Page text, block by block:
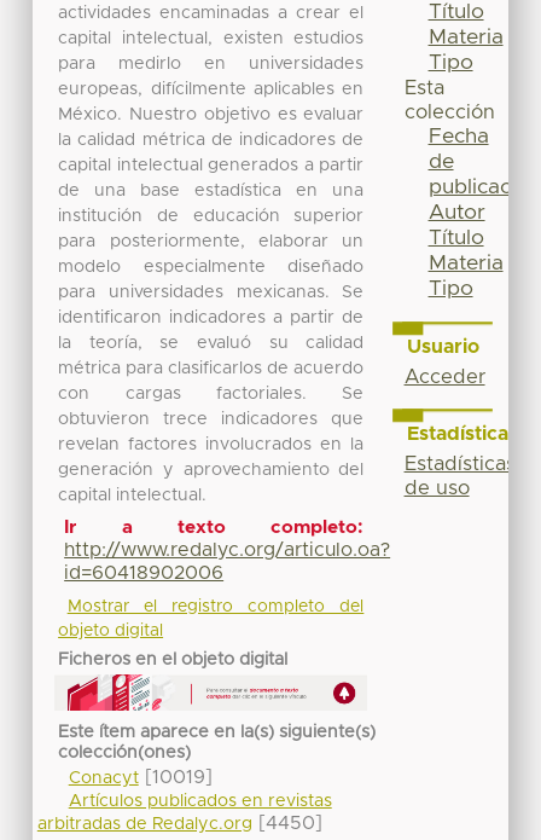
actividades encaminadas a crear el
capital intelectual, existen estudios
para medirlo en universidades
europeas, difícilmente aplicables en
México. Nuestro objetivo es evaluar
la calidad métrica de indicadores de
capital intelectual generados a partir
de una base estadística en una
institución de educación superior
para posteriormente, elaborar un
modelo especialmente diseñado
para universidades mexicanas. Se
identificaron indicadores a partir de
la teoría, se evaluó su calidad
métrica para clasificarlos de acuerdo
con cargas factoriales. Se
obtuvieron trece indicadores que
revelan factores involucrados en la
generación y aprovechamiento del
capital intelectual.
Ir a texto completo:
http://www.redalyc.org/articulo.oa?
id=60418902006
Mostrar el registro completo del
objeto digital
Ficheros en el objeto digital
Este ítem aparece en la(s) siguiente(s)
colección(ones)
Conacyt[10019]
Artículos publicados en revistas
arbitradas de Redalyc.org
[4450]
Título
Materia
Tipo
Esta
colección
Fecha
de
publicación
Autor
Título
Materia
Tipo
Usuario
Acceder
Estadísticas
Estadísticas
de uso